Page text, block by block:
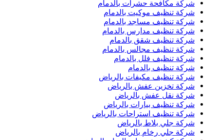
شركة مكافحة حشرات بالدمام
شركة تنظيف موكيت بالدمام
شركة تنظيف مساجد بالدمام
شركة تنظيف مدارس بالدمام
شركة تنظيف شقق بالدمام
شركة تنظيف مجالس بالدمام
شركة تنظيف فلل بالدمام
شركة تنظيف بالدمام
شركة تنظيف مكيفات بالرياض
شركة تخزين عفش بالرياض
شركة نقل عفش بالرياض
شركة تنظيف بيارات بالرياض
شركة تنظيف استراحات بالرياض
شركة جلي بلاط بالرياض
شركة جلي رخام بالرياض